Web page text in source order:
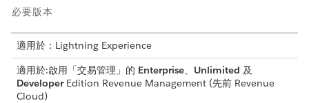
必要版本
適用於：Lightning Experience
適用於:啟用「交易管理」的 Enterprise、 Unlimited 及
DeveloperEdition Revenue Management (先前 Revenue
Cloud)